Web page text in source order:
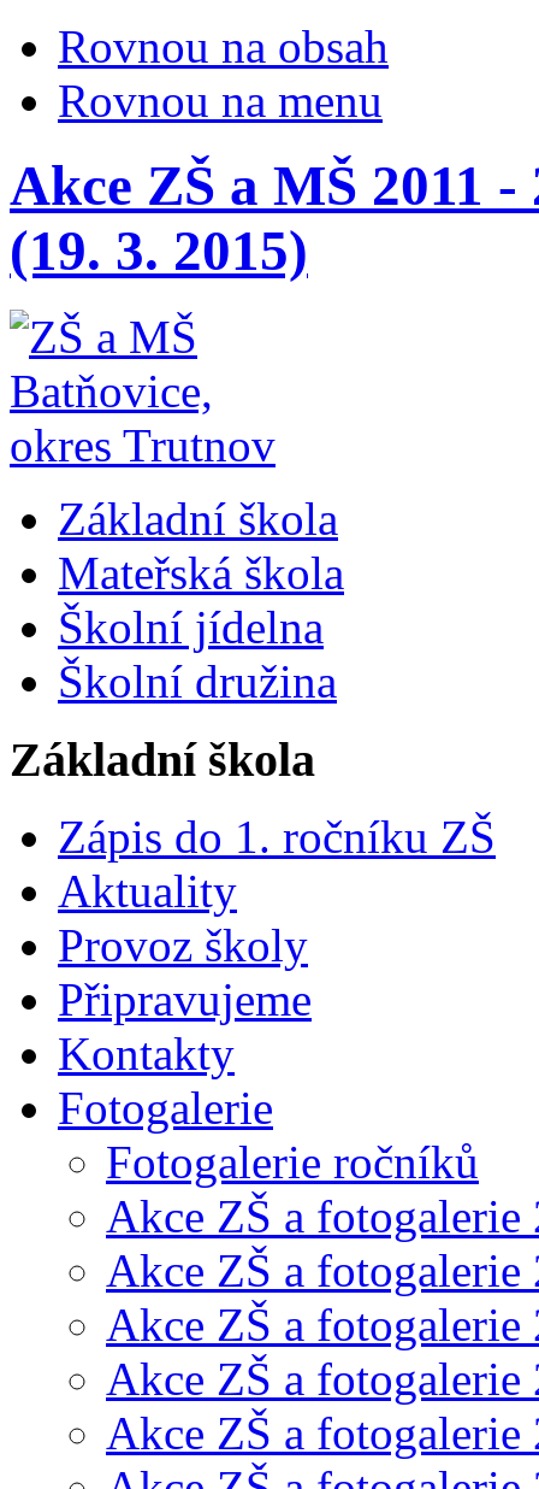
Rovnou na obsah
Rovnou na menu
Akce ZŠ a MŠ 2011
(19. 3. 2015)
Základní škola
Mateřská škola
Školní jídelna
Školní družina
Základní škola
Zápis do 1. ročníku ZŠ
Aktuality
Provoz školy
Připravujeme
Kontakty
Fotogalerie
Fotogalerie ročníků
Akce ZŠ a fotogalerie
Akce ZŠ a fotogalerie
Akce ZŠ a fotogalerie
Akce ZŠ a fotogalerie
Akce ZŠ a fotogalerie